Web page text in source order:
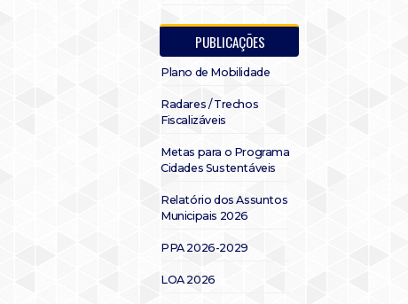
PUBLICAÇÕES
Plano de Mobilidade
Radares / Trechos
Fiscalizáveis
Metas para o Programa
Cidades Sustentáveis
Relatório dos Assuntos
Municipais 2026
PPA 2026-2029
LOA 2026